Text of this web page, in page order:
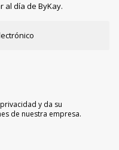
al día de ByKay.
y da su
de nuestra empresa.